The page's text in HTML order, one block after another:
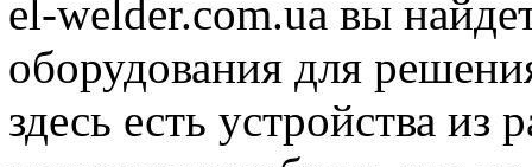
el-welder.com.ua вы
оборудования для
здесь есть устройства